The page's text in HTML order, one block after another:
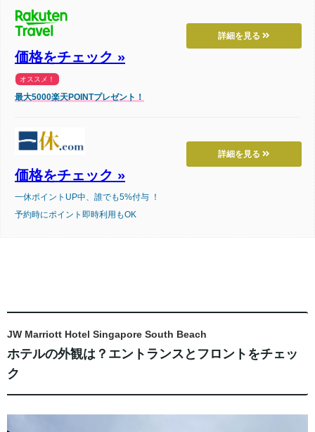
詳細を見る
価格をチェック »
オススメ！
最大5000楽天POINTプレゼント！
詳細を見る
価格をチェック »
一休ポイントUP中、誰でも5%付与 ！
予約時にポイント即時利用もOK
JW Marriott Hotel Singapore South Beach
ホテルの外観は？エントランスとフロントをチェッ
ク